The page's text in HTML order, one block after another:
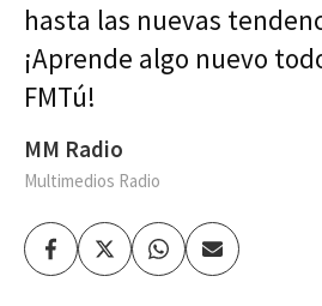
hasta las nuevas
¡Aprende algo nuevo
FMTú!
MM Radio
Multimedios Radio
FacebookTwitterWhatsapp
Enviar
por